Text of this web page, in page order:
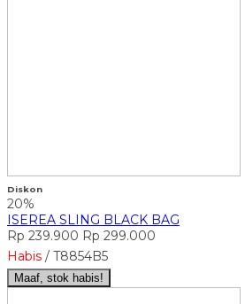
Diskon
20%
ISEREA SLING BLACK BAG
Rp 239.900 Rp 299.000
Habis / T8854B5
Maaf, stok habis!